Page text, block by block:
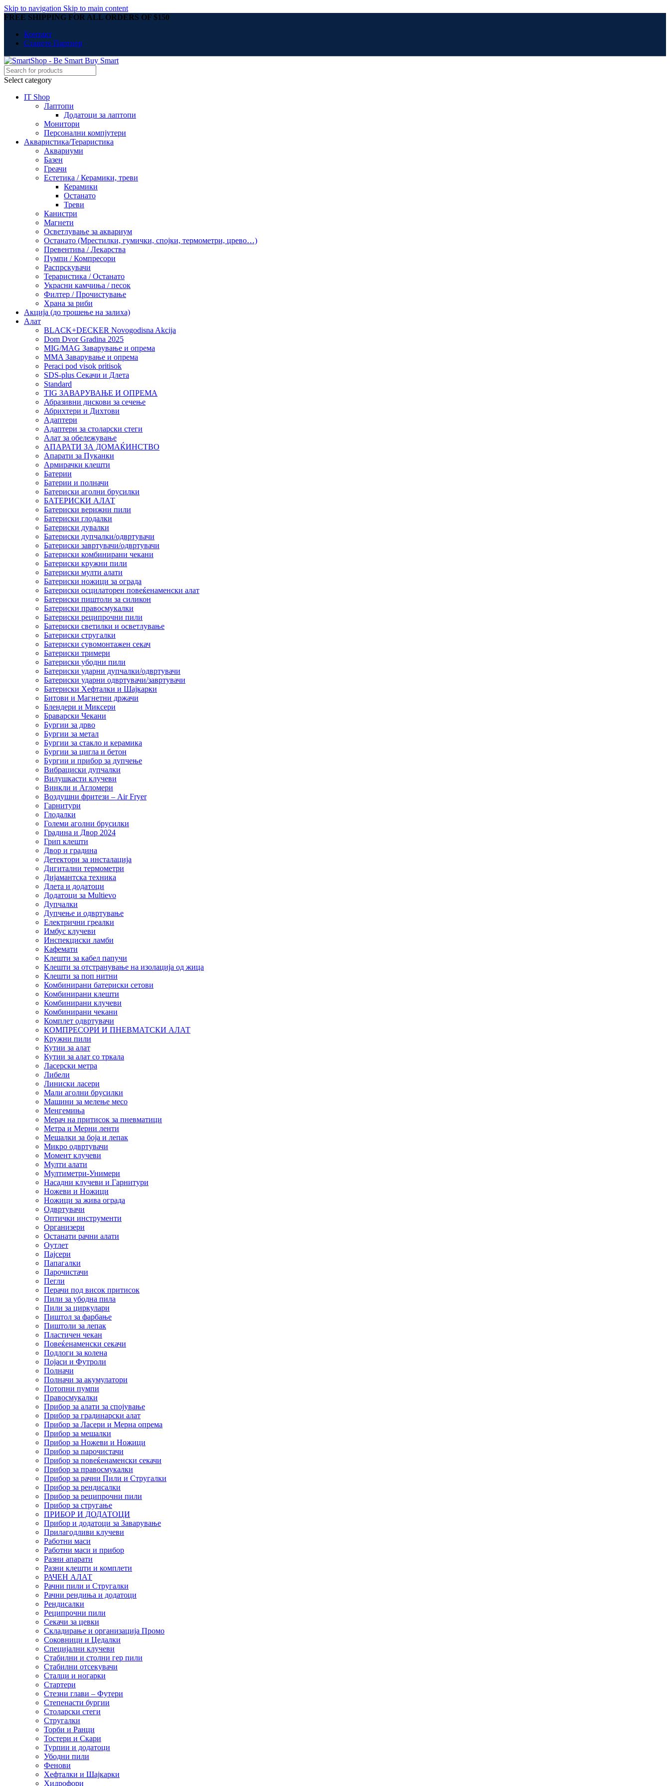
Skip to navigation Skip to main content
FREE SHIPPING FOR ALL ORDERS OF $150
Контакт
Станете Партнер
Select category
IT Shop
Лаптопи
Додатоци за лаптопи
Монитори
Персонални компјутери
Акваристика/Тераристика
Аквариуми
Базен
Греачи
Естетика / Керамики, треви
Керамики
Останато
Треви
Канистри
Магнети
Осветлување за аквариум
Останато (Мрестилки, гумички, спојки, термометри, црево…)
Превентива / Лекарства
Пумпи / Компресори
Распрскувачи
Тераристика / Останато
Украсни камчиња / песок
Филтер / Прочистување
Храна за риби
Акција (до трошење на залиха)
Алат
BLACK+DECKER Novogodisna Akcija
Dom Dvor Gradina 2025
MIG/MAG Заварување и опрема
MMA Заварување и опрема
Peraci pod visok pritisok
SDS-plus Секачи и Длета
Standard
TIG ЗАВАРУВАЊЕ И ОПРЕМА
Абразивни дискови за сечење
Абрихтери и Дихтови
Адаптери
Адаптери за столарски стеги
Алат за обележување
АПАРАТИ ЗА ДОМАЌИНСТВО
Апарати за Пуканки
Армирачки клешти
Батерии
Батерии и полначи
Батериски аголни брусилки
БАТЕРИСКИ АЛАТ
Батериски верижни пили
Батериски глодалки
Батериски дувалки
Батериски дупчалки/одвртувачи
Батериски завртувачи/одвртувачи
Батериски комбинирани чекани
Батериски кружни пили
Батериски мулти алати
Батериски ножици за ограда
Батериски осцилаторен повеќенаменски алат
Батериски пиштоли за силикон
Батериски правосмукалки
Батериски реципрочни пили
Батериски светилки и осветлување
Батериски стругалки
Батериски сувомонтажен секач
Батериски тримери
Батериски убодни пили
Батериски ударни дупчалки/одвртувачи
Батериски ударни одвртувачи/завртувачи
Батериски Хефталки и Шајкарки
Битови и Магнетни држачи
Блендери и Миксери
Браварски Чекани
Бургии за дрво
Бургии за метал
Бургии за стакло и керамика
Бургии за цигла и бетон
Бургии и прибор за дупчење
Вибрациски дупчалки
Вилушкасти клучеви
Винкли и Агломери
Воздушни фритези – Air Fryer
Гарнитури
Глодалки
Големи аголни брусилки
Градина и Двор 2024
Грип клешти
Двор и градина
Детектори за инсталација
Дигитални термометри
Дијамантска техника
Длета и додатоци
Додатоци за Multievo
Дупчалки
Дупчење и одвртување
Електрични греалки
Имбус клучеви
Инспекциски ламби
Кафемати
Клешти за кабел папучи
Клешти за отстранување на изолација од жица
Клешти за поп нитни
Комбинирани батериски сетови
Комбинирани клешти
Комбинирани клучеви
Комбинирани чекани
Комплет одвртувачи
КОМПРЕСОРИ И ПНЕВМАТСКИ АЛАТ
Кружни пили
Кутии за алат
Кутии за алат со тркала
Ласерски метра
Либели
Линиски ласери
Мали аголни брусилки
Машини за мелење месо
Менгемиња
Мерач на притисок за пневматици
Метра и Мерни ленти
Мешалки за боја и лепак
Микро одвртувачи
Момент клучеви
Мулти алати
Мултиметри-Унимери
Насадни клучеви и Гарнитури
Ножеви и Ножици
Ножици за жива ограда
Одвртувачи
Оптички инструменти
Организери
Останати рачни алати
Оутлет
Пајсери
Папагалки
Парочистачи
Пегли
Перачи под висок притисок
Пили за убодна пила
Пили за циркулари
Пиштол за фарбање
Пиштоли за лепак
Пластичен чекан
Повеќенаменски секачи
Подлоги за колена
Појаси и Футроли
Полначи
Полначи за акумулатори
Потопни пумпи
Правосмукалки
Прибор за алати за спојување
Прибор за градинарски алат
Прибор за Ласери и Мерна опрема
Прибор за мешалки
Прибор за Ножеви и Ножици
Прибор за парочистачи
Прибор за повеќенаменски секачи
Прибор за правосмукалки
Прибор за рачни Пили и Стругалки
Прибор за рендисалки
Прибор за реципрочни пили
Прибор за стругање
ПРИБОР И ДОДАТОЦИ
Прибор и додатоци за Заварување
Прилагодливи клучеви
Работни маси
Работни маси и прибор
Разни апарати
Разни клешти и комплети
РАЧЕН АЛАТ
Рачни пили и Стругалки
Рачни рендиња и додатоци
Рендисалки
Реципрочни пили
Секачи за цевки
Складирање и организација Промо
Соковници и Цедалки
Специјални клучеви
Стабилни и столни гер пили
Стабилни отсекувачи
Сталци и ногарки
Стартери
Стезни глави – Футери
Степенасти бургии
Столарски стеги
Стругалки
Торби и Ранци
Тостери и Скари
Турпии и додатоци
Убодни пили
Фенови
Хефталки и Шајкарки
Хидрофори